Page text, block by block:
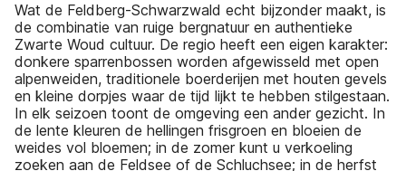
Wat de Feldberg-Schwarzwald echt bijzonder maakt, is
de combinatie van ruige bergnatuur en authentieke
Zwarte Woud cultuur. De regio heeft een eigen karakter:
donkere sparrenbossen worden afgewisseld met open
alpenweiden, traditionele boerderijen met houten gevels
en kleine dorpjes waar de tijd lijkt te hebben stilgestaan.
In elk seizoen toont de omgeving een ander gezicht. In
de lente kleuren de hellingen frisgroen en bloeien de
weides vol bloemen; in de zomer kunt u verkoeling
zoeken aan de Feldsee of de Schluchsee; in de herfst